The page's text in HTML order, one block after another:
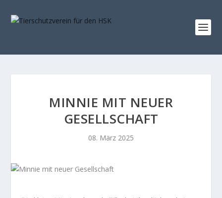
MINNIE MIT NEUER
GESELLSCHAFT
08. März 2025